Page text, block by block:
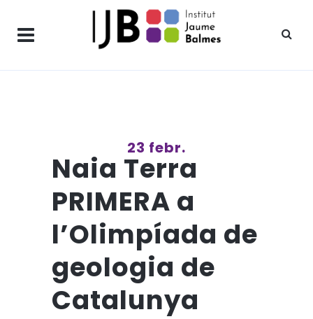
23 febr.
Naia Terra
PRIMERA a
l’Olimpíada de
geologia de
Catalunya